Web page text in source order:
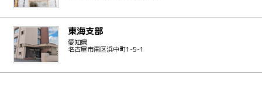
東海支部
愛知県
名古屋市南区浜中町1-5-1